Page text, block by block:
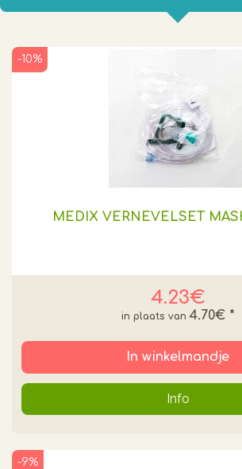
MEDIX VERNEVELSET
4.23€
-10%
4.70€ *
In winkelmandje
Info
-9%